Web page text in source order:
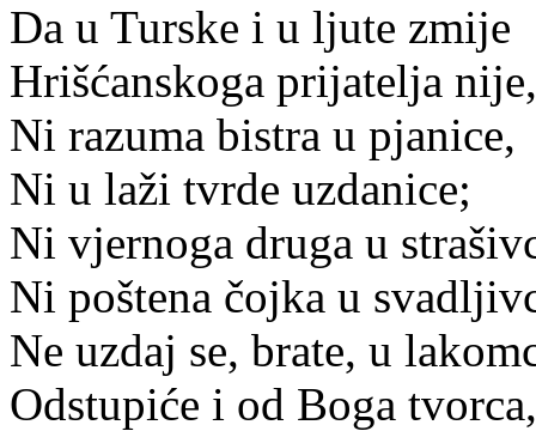
Da u Turske i u ljute zmije
Hrišćanskoga prijatelja nije,
Ni razuma bistra u pjanice,
Ni u laži tvrde uzdanice;
Ni vjernoga druga u
Ni poštena čojka u
Ne uzdaj se, brate, u
Odstupiće i od Boga tvorca,